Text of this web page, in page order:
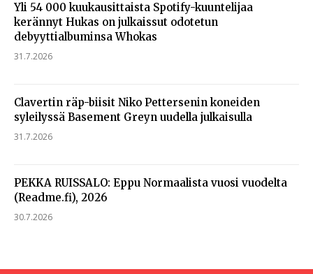
Yli 54 000 kuukausittaista Spotify-kuuntelijaa
kerännyt Hukas on julkaissut odotetun
debyyttialbuminsa Whokas
31.7.2026
Clavertin räp-biisit Niko Pettersenin koneiden
syleilyssä Basement Greyn uudella julkaisulla
31.7.2026
PEKKA RUISSALO: Eppu Normaalista vuosi vuodelta
(Readme.fi), 2026
30.7.2026